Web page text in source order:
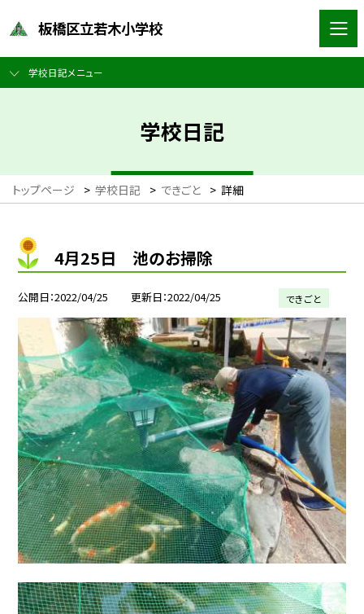
板橋区立若木小学校
学校日記メニュー
学校日記
トップページ > 学校日記 > できごと > 詳細
4月25日 池のお掃除
公開日 2022/04/25 更新日 2022/04/25 できごと